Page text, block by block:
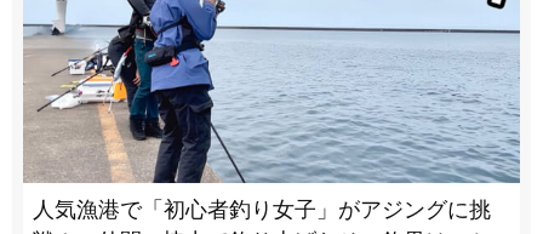
人気漁港で「初心者釣り女子」がアジングに挑